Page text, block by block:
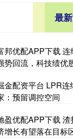
最
邦优配APP下载
势回流，科技绩优
金配资平台 LPR连
：预留调控空间
盈优配APP下载
增长有望落在目标